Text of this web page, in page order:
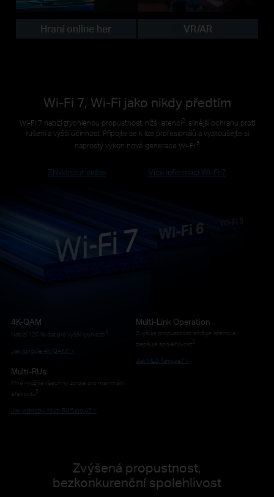
Hraní online her VR/AR
Wi-Fi 7, Wi-Fi jako nikdy předtím
Wi-Fi 7 nabízí zrychlenou propustnost, nižší latenci2, silnější ochranu proti
rušení a vyšší účinnost. Připojte se k lize profesionálů a vyzkoušejte si
naprostý výkon nové generace Wi-Fi.5
Zhlédnout video Více informací Wi-Fi 7
4K-QAM
Nabízí 120 % dat pro vyšší rychlosti 5
Jak funguje 4K-QAM? >
Multi-Link Operation
Zvyšuje propustnost, snižuje latenci a
zlepšuje spolehlivost5
Jak MLO funguje? >
Multi-RUs
Plně využívá všechny zdroje pro maximální
efektivitu5
Jak jednotky Multi-RU fungují? >
Zvýšená propustnost,
bezkonkurenční spolehlivost